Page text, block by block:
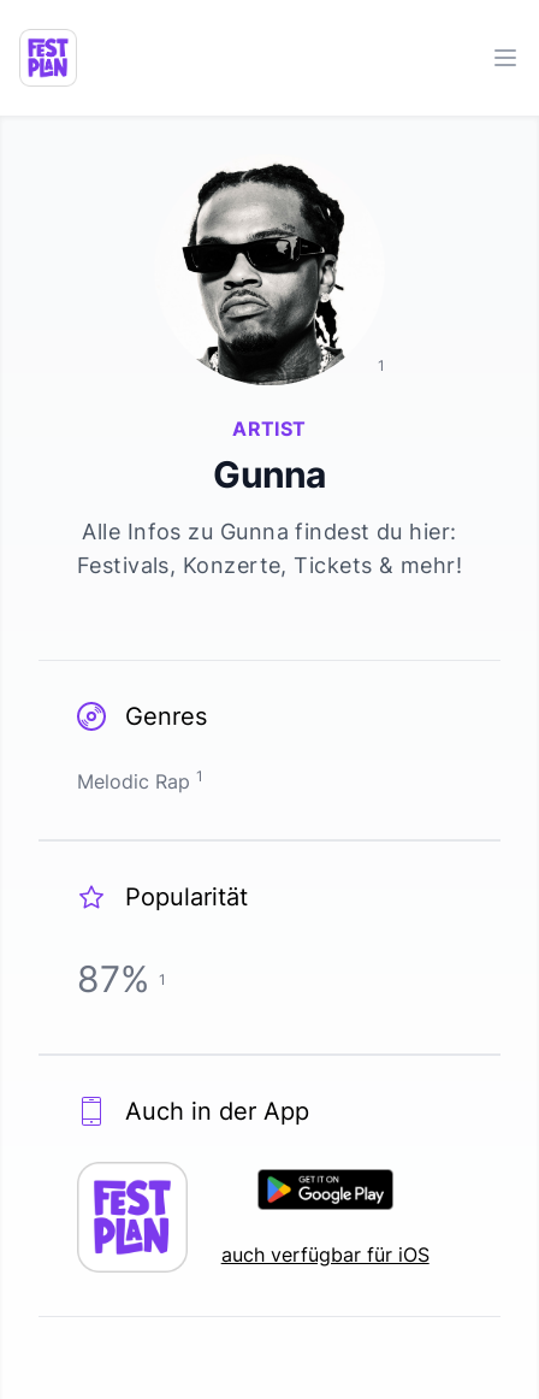
ARTIST
Gunna
Alle Infos zu Gunna findest du hier:
Festivals, Konzerte, Tickets & mehr!
1
Genres
Melodic Rap 1
Popularität
87% 1
Auch in der App
auch verfügbar für iOS